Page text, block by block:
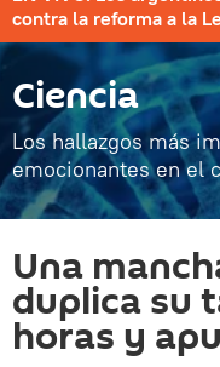
contra la reforma a la
Ciencia
Los hallazgos más
emocionantes en el
Una
duplica su
horas y